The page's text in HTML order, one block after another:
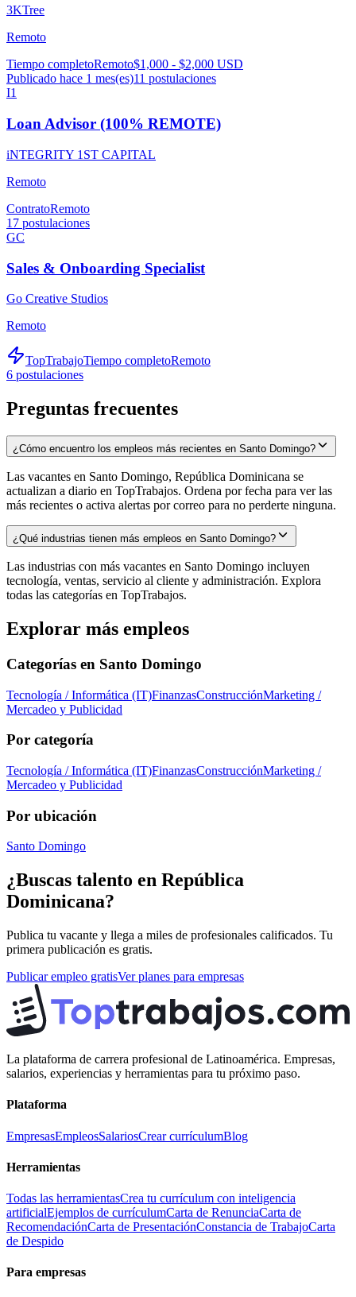
3KTree
Remoto
Tiempo completoRemoto$1,000 - $2,000 USD
Publicado hace 1 mes(es)11 postulaciones
I1
Loan Advisor (100% REMOTE)
iNTEGRITY 1ST CAPITAL
Remoto
ContratoRemoto
17 postulaciones
GC
Sales & Onboarding Specialist
Go Creative Studios
Remoto
TopTrabajoTiempo completoRemoto
6 postulaciones
Preguntas frecuentes
¿Cómo encuentro los empleos más recientes en Santo Domingo?
Las vacantes en Santo Domingo, República Dominicana se
actualizan a diario en TopTrabajos. Ordena por fecha para ver las
más recientes o activa alertas por correo para no perderte ninguna.
¿Qué industrias tienen más empleos en Santo Domingo?
Las industrias con más vacantes en Santo Domingo incluyen
tecnología, ventas, servicio al cliente y administración. Explora
todas las categorías en TopTrabajos.
Explorar más empleos
Categorías en Santo Domingo
Tecnología / Informática (IT)FinanzasConstrucciónMarketing /
Mercadeo y Publicidad
Por categoría
Tecnología / Informática (IT)FinanzasConstrucciónMarketing /
Mercadeo y Publicidad
Por ubicación
Santo Domingo
¿Buscas talento en República
Dominicana?
Publica tu vacante y llega a miles de profesionales calificados. Tu
primera publicación es gratis.
Publicar empleo gratisVer planes para empresas
La plataforma de carrera profesional de Latinoamérica. Empresas,
salarios, experiencias y herramientas para tu próximo paso.
Plataforma
EmpresasEmpleosSalariosCrear currículumBlog
Herramientas
Todas las herramientasCrea tu currículum con inteligencia
artificialEjemplos de currículumCarta de RenunciaCarta de
RecomendaciónCarta de PresentaciónConstancia de TrabajoCarta
de Despido
Para empresas